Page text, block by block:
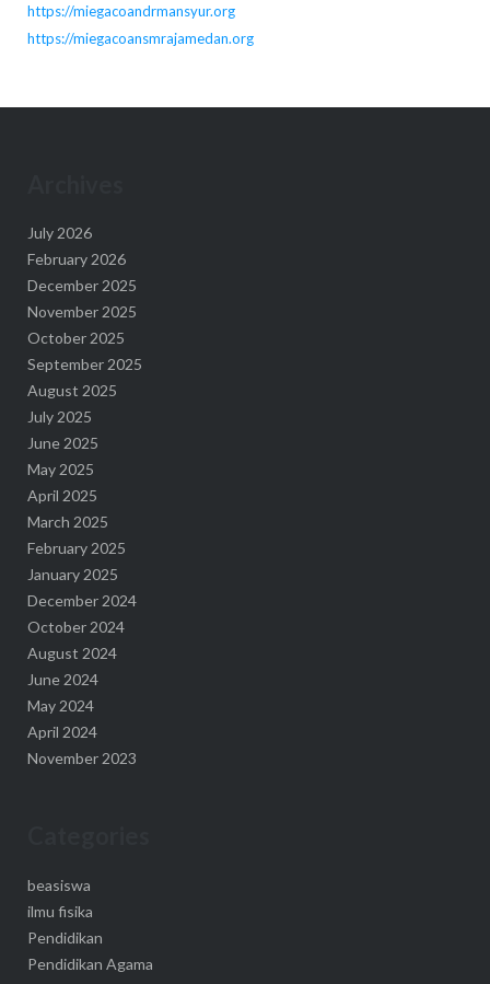
https://miegacoandrmansyur.org
https://miegacoansmrajamedan.org
July 2026
February 2026
December 2025
November 2025
October 2025
September 2025
August 2025
July 2025
June 2025
May 2025
April 2025
March 2025
February 2025
January 2025
December 2024
October 2024
August 2024
June 2024
May 2024
April 2024
November 2023
beasiswa
ilmu fisika
Pendidikan
Pendidikan Agama